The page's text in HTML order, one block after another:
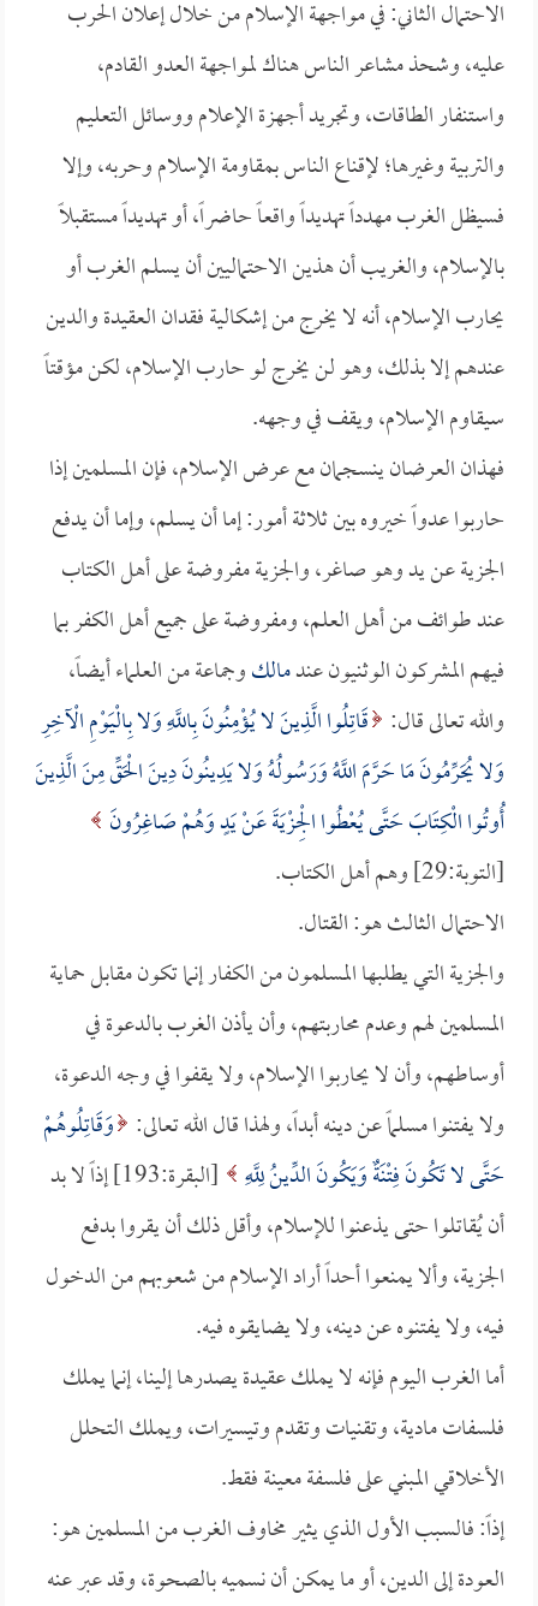
الاحتمال الثاني: في مواجهة الإسلام من خلال إعلان الحرب
عليه، وشحذ مشاعر الناس هناك لمواجهة العدو القادم،
واستنفار الطاقات، وتجريد أجهزة الإعلام ووسائل التعليم
والتربية وغيرها؛ لإقناع الناس بمقاومة الإسلام وحربه، وإلا
فسيظل الغرب مهدداً تهديداً واقعاً حاضراً، أو تهديداً مستقبلاً
بالإسلام، والغريب أن هذين الاحتماليين أن يسلم الغرب أو
يحارب الإسلام، أنه لا يخرج من إشكالية فقدان العقيدة والدين
عندهم إلا بذلك، وهو لن يخرج لو حارب الإسلام، لكن مؤقتاً
سيقاوم الإسلام، ويقف في وجهه.
فهذان العرضان ينسجمان مع عرض الإسلام، فإن المسلمين إذا
حاربوا عدواً خيروه بين ثلاثة أمور: إما أن يسلم، وإما أن يدفع
الجزية عن يد وهو صاغر، والجزية مفروضة على أهل الكتاب
عند طوائف من أهل العلم، ومفروضة على جميع أهل الكفر بما
فيهم المشركون الوثنيون عندمالكوجماعة من العلماء أيضاً،
والله تعالى قال: قَاتِلُوا الَّذِينَ لا يُؤْمِنُونَ بِاللَّهِ وَلا بِالْيَوْمِ الْآخِرِ
وَلا يُحَرِّمُونَ مَا حَرَّمَ اللَّهُ وَرَسُولُهُ وَلا يَدِينُونَ دِينَ الْحَقِّ مِنَ الَّذِينَ
أُوتُوا الْكِتَابَ حَتَّى يُعْطُوا الْجِزْيَةَ عَنْ يَدٍ وَهُمْ صَاغِرُونَ
[التوبة:29] وهم أهل الكتاب.
الاحتمال الثالث هو: القتال.
والجزية التي يطلبها المسلمون من الكفار إنما تكون مقابل حماية
المسلمين لهم وعدم محاربتهم، وأن يأذن الغرب بالدعوة في
أوساطهم، وأن لا يحاربوا الإسلام، ولا يقفوا في وجه الدعوة،
ولا يفتنوا مسلماً عن دينه أبداً، ولهذا قال الله تعالى: وَقَاتِلُوهُمْ
حَتَّى لا تَكُونَ فِتْنَةٌ وَيَكُونَ الدِّينُ لِلَّهِ
[البقرة:193] إذاً لا بد
أن يُقاتلوا حتى يذعنوا للإسلام، وأقل ذلك أن يقروا بدفع
الجزية، وألا يمنعوا أحداً أراد الإسلام من شعوبهم من الدخول
فيه، ولا يفتنوه عن دينه، ولا يضايقوه فيه.
أما الغرب اليوم فإنه لا يملك عقيدة يصدرها إلينا، إنما يملك
فلسفات مادية، وتقنيات وتقدم وتيسيرات، ويملك التحلل
الأخلاقي المبني على فلسفة معينة فقط.
إذاً: فالسبب الأول الذي يثير مخاوف الغرب من المسلمين هو:
العودة إلى الدين، أو ما يمكن أن نسميه بالصحوة، وقد عبر عنه